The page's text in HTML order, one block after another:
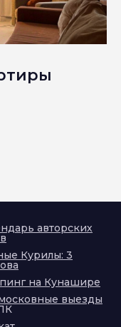
авторских
Курилы: 3
на Кунашире
выезды